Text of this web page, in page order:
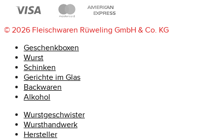
© 2026 Fleischwaren Rüweling GmbH & Co. KG
Geschenkboxen
Wurst
Schinken
Gerichte im Glas
Backwaren
Alkohol
Wurstgeschwister
Wursthandwerk
Hersteller